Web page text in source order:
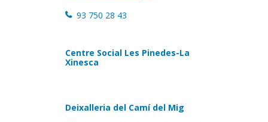
93 750 28 43
Centre Social Les Pinedes-La
Xinesca
Deixalleria del Camí del Mig